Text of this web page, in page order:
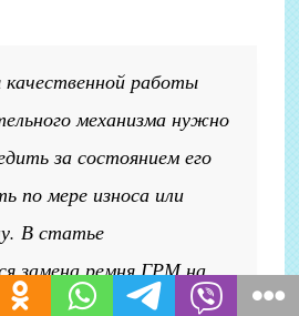
качественной работы
механизма нужно
за состоянием его
по мере износа или
В статье
замена ремня ГРМ на
Дана подробная